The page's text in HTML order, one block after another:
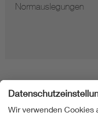
Normauslegungen